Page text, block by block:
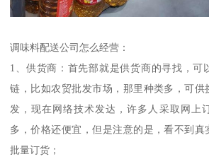
调味料配送公司怎么经营：
1、供货商：首先部就是供货商的寻找，可
链，比如农贸批发市场，那里种类多，可供
发，现在网络技术发达，许多人采取网上
多，价格还便宜，但是注意的是，看不到
批量订货；